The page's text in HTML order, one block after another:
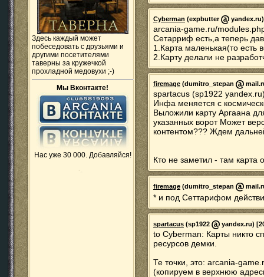
Здесь каждый может
побеседовать с друзьями и
другими посетителями
таверны за кружечкой
прохладной медовухи ;-)
Мы Вконтакте!
Нас уже 30 000. Добавляйся!
Cyberman (expbutter
arcania-game.ru/
Сетарриф есть,а теперь
1.Карта маленькая(то есть
2.Карту делали не
firemage (dumitro_stepan
spartacus (sp1922
Инфа меняется с
Выложили карту Аргаана
указанных ворот Может
контентом??? Ждем
Кто не заметил - там карта
firemage (dumitro_stepan
* и под Сеттарифом
spartacus (sp1922 yandex.ru)
to Cyberman: Карты никто
ресурсов демки.
Те точки, это: arcania-
(копируем в верхнюю